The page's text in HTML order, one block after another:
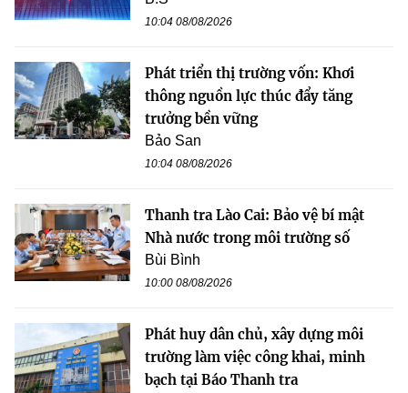
10:04 08/08/2026
Phát triển thị trường vốn: Khơi
thông nguồn lực thúc đẩy tăng
trưởng bền vững
Bảo San
10:04 08/08/2026
Thanh tra Lào Cai: Bảo vệ bí mật
Nhà nước trong môi trường số
Bùi Bình
10:00 08/08/2026
Phát huy dân chủ, xây dựng môi
trường làm việc công khai, minh
bạch tại Báo Thanh tra